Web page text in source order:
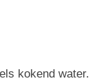
kokend water.